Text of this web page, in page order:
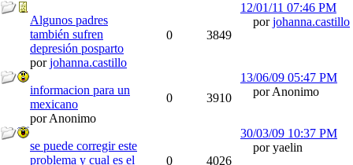
Algunos padres
también sufren
depresión posparto
porjohanna.castillo
0 3849
12/01/11 07:46 PM
porjohanna.castillo
informacion para un
mexicano
por Anonimo
0 3910
13/06/09 05:47 PM
por Anonimo
se puede corregir este
problema y cual es el
0 4026
30/03/09 10:37 PM
por yaelin